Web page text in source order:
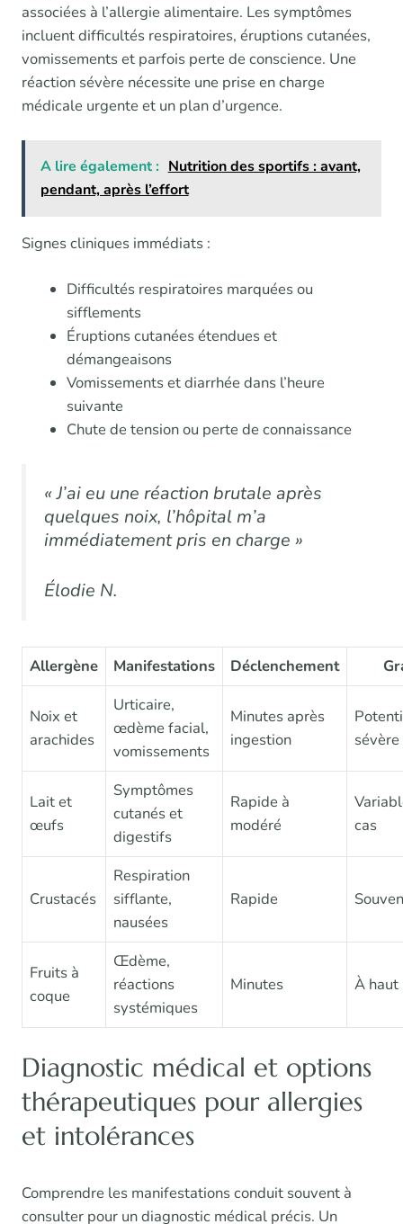
associées à l’allergie alimentaire. Les symptômes
incluent difficultés respiratoires, éruptions cutanées,
vomissements et parfois perte de conscience. Une
réaction sévère nécessite une prise en charge
médicale urgente et un plan d’urgence.
A lire également : Nutrition des sportifs : avant,
pendant, après l’effort
Signes cliniques immédiats :
Difficultés respiratoires marquées ou
sifflements
Éruptions cutanées étendues et
démangeaisons
Vomissements et diarrhée dans l’heure
suivante
Chute de tension ou perte de connaissance
« J’ai eu une réaction brutale après
quelques noix, l’hôpital m’a
immédiatement pris en charge »
Élodie N.
Allergène Manifestations Déclenchement
Noix et
arachides
Urticaire,
œdème facial,
vomissements
Minutes après
ingestion
sévère
Lait et
œufs
Symptômes
cutanés et
digestifs
Rapide à
modéré
cas
Crustacés
Respiration
sifflante,
nausées
Rapide
Fruits à
coque
Œdème,
réactions
systémiques
Minutes À haut
Diagnostic médical et options
thérapeutiques pour allergies
et intolérances
Comprendre les manifestations conduit souvent à
consulter pour un diagnostic médical précis. Un